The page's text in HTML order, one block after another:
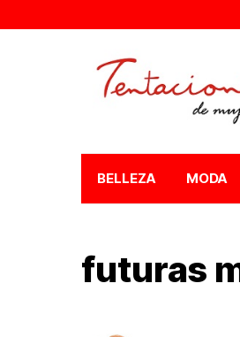
BELLEZA MODA
futuras